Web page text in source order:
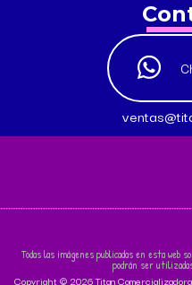
Todas las imágenes publicadas en esta web
podrán ser
Copyright © 2026 Titan